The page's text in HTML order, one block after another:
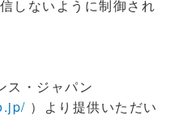
しないように制御され
ス・ジャパン
）より提供いただい